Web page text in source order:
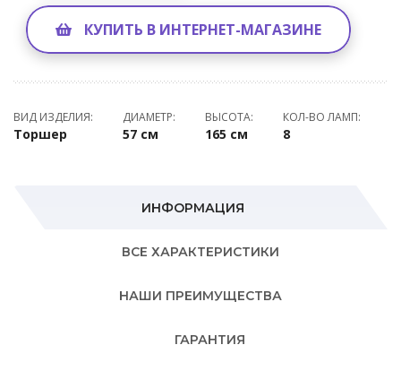
КУПИТЬ В ИНТЕРНЕТ-МАГАЗИНЕ
ВИД ИЗДЕЛИЯ:
Торшер
ДИАМЕТР:
57 см
ВЫСОТА:
165 см
КОЛ-ВО ЛАМП:
8
ИНФОРМАЦИЯ
ВСЕ ХАРАКТЕРИСТИКИ
НАШИ ПРЕИМУЩЕСТВА
ГАРАНТИЯ